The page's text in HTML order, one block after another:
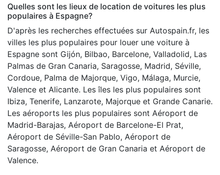
Quelles sont les lieux de location de voitures les plus
populaires à Espagne?
D'après les recherches effectuées sur Autospain.fr, les
villes les plus populaires pour louer une voiture à
Espagne sont Gijón, Bilbao, Barcelone, Valladolid, Las
Palmas de Gran Canaria, Saragosse, Madrid, Séville,
Cordoue, Palma de Majorque, Vigo, Málaga, Murcie,
Valence et Alicante. Les îles les plus populaires sont
Ibiza, Tenerife, Lanzarote, Majorque et Grande Canarie.
Les aéroports les plus populaires sont Aéroport de
Madrid-Barajas, Aéroport de Barcelone-El Prat,
Aéroport de Séville-San Pablo, Aéroport de
Saragosse, Aéroport de Gran Canaria et Aéroport de
Valence.